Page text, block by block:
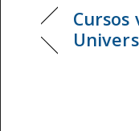
Cursos